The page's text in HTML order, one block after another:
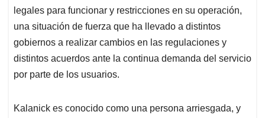
legales para funcionar y restricciones en su operación,
una situación de fuerza que ha llevado a distintos
gobiernos a realizar cambios en las regulaciones y
distintos acuerdos ante la continua demanda del servicio
por parte de los usuarios.
Kalanick es conocido como una persona arriesgada, y